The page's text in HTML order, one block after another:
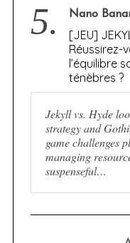
5. Nano
[JEU]
Réussirez-
l’équilibre
ténèbres ?
Jekyll vs. Hyde
strategy and
game challenges
managing
suspenseful…